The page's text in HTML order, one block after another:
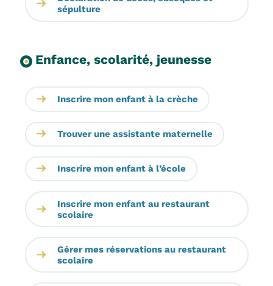
sépulture
Enfance, scolarité, jeunesse
Inscrire mon enfant à la crèche
Trouver une assistante maternelle
Inscrire mon enfant à l’école
Inscrire mon enfant au restaurant
scolaire
Gérer mes réservations au restaurant
scolaire